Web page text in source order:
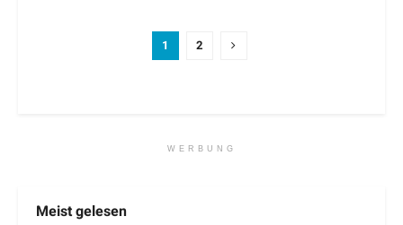
1 2
WERBUNG
Meist gelesen